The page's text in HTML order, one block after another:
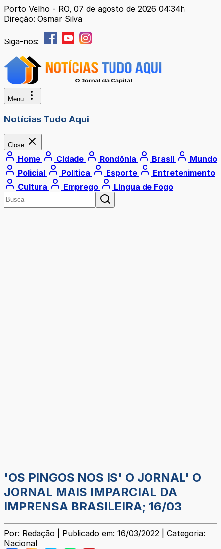
Porto Velho - RO, 07 de agosto de 2026 04:34h
Direção: Osmar Silva
Siga-nos:
Menu
Notícias Tudo Aqui
Close
Home Cidade Rondônia Brasil
Mundo
Policial
Política Esporte
Entretenimento
Cultura
Emprego Língua de Fogo
'OS PINGOS NOS IS' O JORNAL' O
JORNAL MAIS IMPARCIAL DA
IMPRENSA BRASILEIRA; 16/03
Por: Redação | Publicado em: 16/03/2022 | Categoria:
Nacional